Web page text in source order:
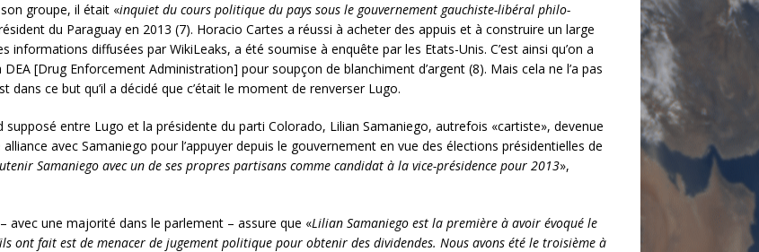
groupe, il était «inquiet du cours politique du pays sous le gouvernement gauchiste-libéral philo-
du Paraguay en 2013 (7). Horacio Cartes a réussi à acheter des appuis et à construire un large
diffusées par WikiLeaks, a été soumise à enquête par les Etats-Unis. C’est ainsi qu’on a
[Drug Enforcement Administration] pour soupçon de blanchiment d’argent (8). Mais cela ne l’a pas
dans ce but qu’il a décidé que c’était le moment de renverser Lugo.
entre Lugo et la présidente du parti Colorado, Lilian Samaniego, autrefois «cartiste», devenue
avec Samaniego pour l’appuyer depuis le gouvernement en vue des élections présidentielles de
Samaniego avec un de ses propres partisans comme candidat à la vice-présidence pour 2013»,
avec une majorité dans le parlement – assure que «Lilian Samaniego est la première à avoir évoqué le
ont fait est de menacer de jugement politique pour obtenir des dividendes. Nous avons été le troisième à